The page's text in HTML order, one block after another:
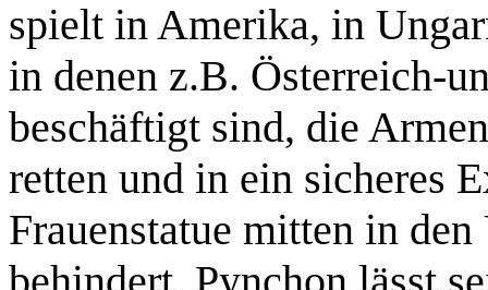
spielt in Amerika, in
in denen z.B. Österreich-
beschäftigt sind, die
retten und in ein sicheres
Frauenstatue mitten in